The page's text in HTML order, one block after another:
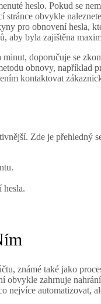
heslo. Pokud se
obvykle
pro obnovení hesla,
aby byla zajištěna
doporučuje se
obnovy,
kontaktovat
Zde je přehledný
hesla.
známé také jako
obvykle zahrnuje
nejvíce automatizovat,